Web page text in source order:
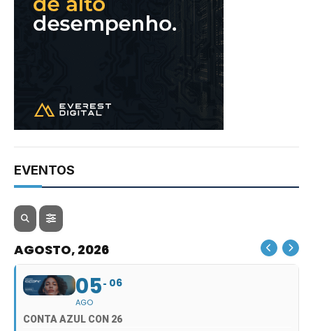
EVENTOS
AGOSTO, 2026
05
AGO
06
CONTA AZUL CON 26